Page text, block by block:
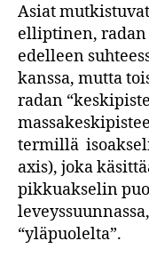
Asiat
elliptinen, radan
edelleen
kanssa, mutta
radan
termillä
axis), joka
pikkuakselin
“yläpuolelta”.